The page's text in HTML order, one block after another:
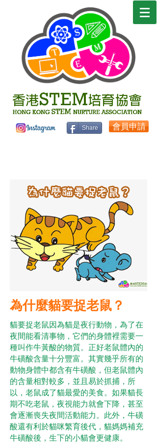
Share 會員申請
為什麼貓要捉老鼠？
貓要捉老鼠因為貓是夜行動物，為了在
夜間能看清事物，它們的身體裡需要一
種叫作牛黃酸的物質。正好老鼠體內的
牛磺酸含量十分豐富。其實幾乎所有的
動物身體中都含有牛磺酸，但老鼠體內
的含量相對較多，並且易於抓捕，所
以，老鼠成了貓最愛的美食。如果貓長
期不吃老鼠，夜視能力就會下降，甚至
會逐漸喪失夜間活動能力。此外，牛磺
酸還有利於貓咪繁育後代，貓媽媽補充
牛磺酸後，生下的小貓會更健康。